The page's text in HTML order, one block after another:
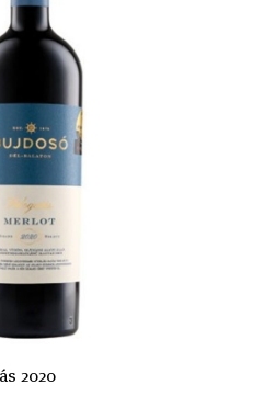
2020